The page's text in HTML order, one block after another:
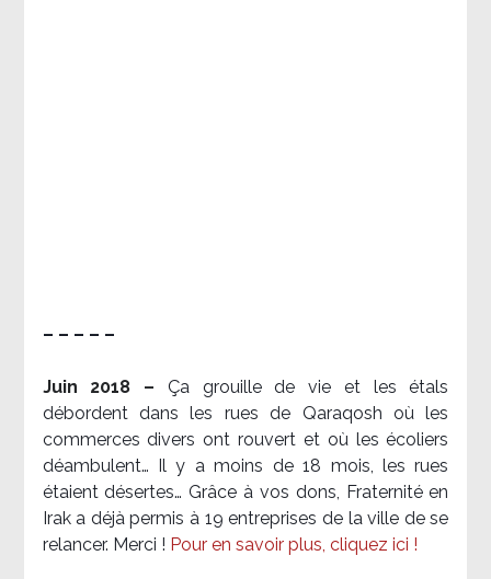
– – – – –
Juin 2018 – Ça grouille de vie et les étals
débordent dans les rues de Qaraqosh où les
commerces divers ont rouvert et où les écoliers
déambulent… Il y a moins de 18 mois, les rues
étaient désertes… Grâce à vos dons, Fraternité en
Irak a déjà permis à 19 entreprises de la ville de se
relancer. Merci ! Pour en savoir plus, cliquez ici !